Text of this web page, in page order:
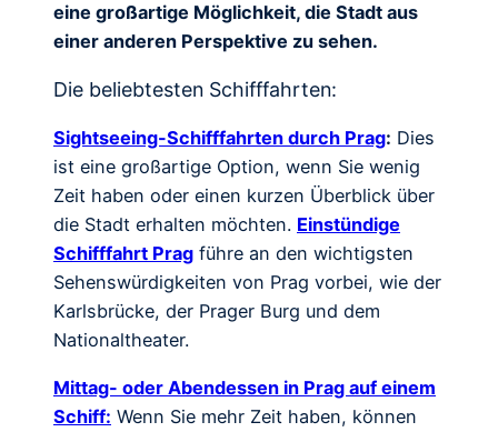
eine großartige Möglichkeit, die Stadt aus
einer anderen Perspektive zu sehen.
Die beliebtesten Schifffahrten:
Sightseeing-Schifffahrten durch Prag: Dies
ist eine großartige Option, wenn Sie wenig
Zeit haben oder einen kurzen Überblick über
die Stadt erhalten möchten. Einstündige
Schifffahrt Prag führe an den wichtigsten
Sehenswürdigkeiten von Prag vorbei, wie der
Karlsbrücke, der Prager Burg und dem
Nationaltheater.
Mittag- oder Abendessen in Prag auf einem
Schiff: Wenn Sie mehr Zeit haben, können